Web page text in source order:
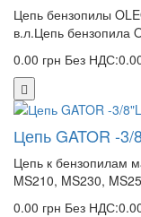
Цепь бензопилы
в.л.Цепь бензопила
0.00 грн Без
Цепь GATOR -
Цепь к бензопилам
MS210, MS230,
0.00 грн Без